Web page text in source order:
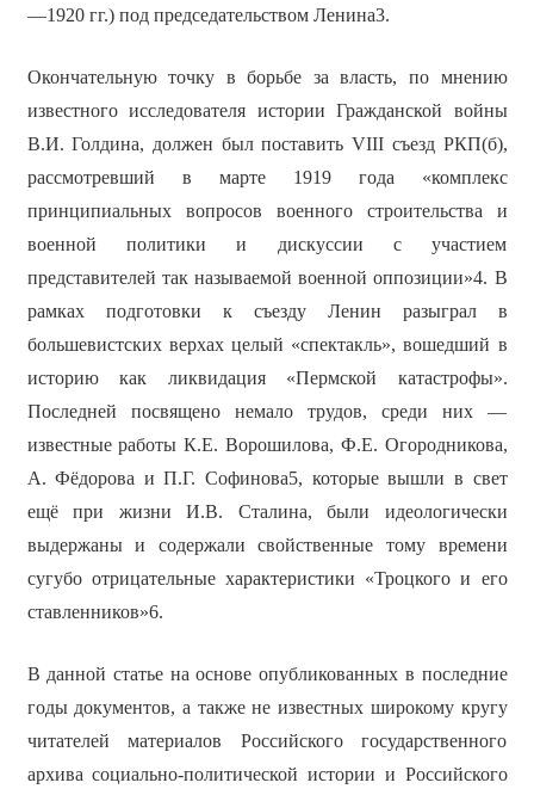
—1920 гг.) под председательством Ленина3.
Окончательную точку в борьбе за власть, по мнению
известного исследователя истории Гражданской войны
В.И. Голдина, должен был поставить VIII съезд РКП(б),
рассмотревший в марте 1919 года «комплекс
принципиальных вопросов военного строительства и
военной политики и дискуссии с участием
представителей так называемой военной оппозиции»4. В
рамках подготовки к съезду Ленин разыграл в
большевистских верхах целый «спектакль», вошедший в
историю как ликвидация «Пермской катастрофы».
Последней посвящено немало трудов, среди них —
известные работы К.Е. Ворошилова, Ф.Е. Огородникова,
А. Фёдорова и П.Г. Софинова5, которые вышли в свет
ещё при жизни И.В. Сталина, были идеологически
выдержаны и содержали свойственные тому времени
сугубо отрицательные характеристики «Троцкого и его
ставленников»6.
В данной статье на основе опубликованных в последние
годы документов, а также не известных широкому кругу
читателей материалов Российского государственного
архива социально-политической истории и Российского